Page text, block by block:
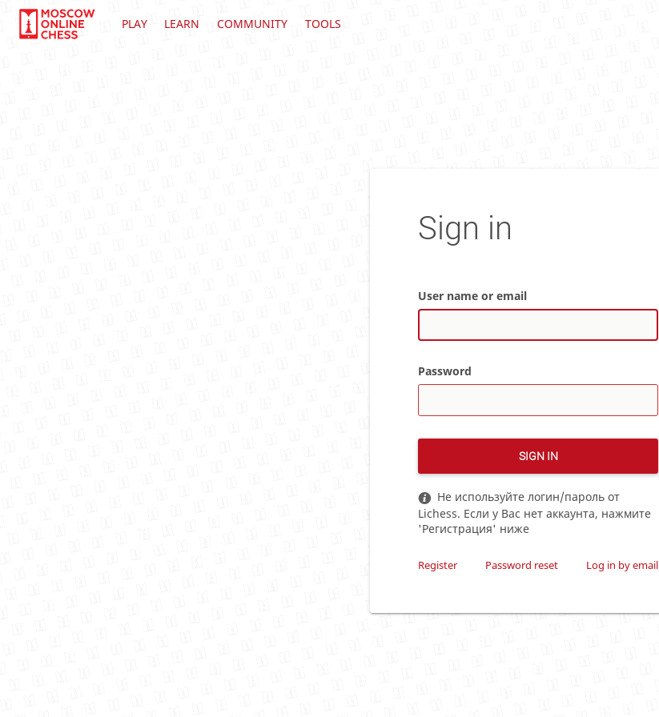
PLAY LEARN COMMUNITY TOOLS
Sign in
User name or email
Password
SIGN IN
Не используйте логин/пароль от
Lichess. Если у Вас нет аккаунта, нажмите
'Регистрация' ниже
Register Password reset Log in by email